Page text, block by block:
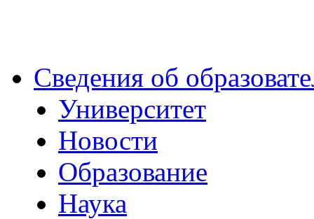
Сведения об
Университет
Новости
Образование
Наука